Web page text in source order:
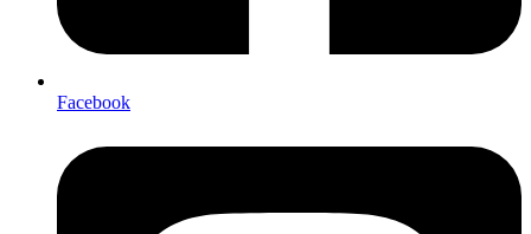
Facebook